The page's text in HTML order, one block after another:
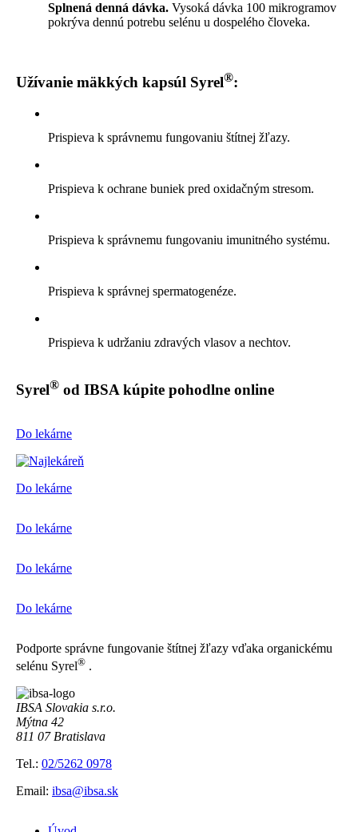
Splnená denná dávka. Vysoká dávka 100 mikrogramov
pokrýva dennú potrebu selénu u dospelého človeka.
Užívanie mäkkých kapsúl Syrel®:
Prispieva k správnemu fungovaniu štítnej žľazy.
Prispieva k ochrane buniek pred oxidačným stresom.
Prispieva k správnemu fungovaniu imunitného systému.
Prispieva k správnej spermatogenéze.
Prispieva k udržaniu zdravých vlasov a nechtov.
Syrel® od IBSA kúpite pohodlne online
Do lekárne
Do lekárne
Do lekárne
Do lekárne
Do lekárne
Podporte správne fungovanie štítnej žľazy vďaka organickému
selénu Syrel® .
IBSA Slovakia s.r.o.
Mýtna 42
811 07 Bratislava
Tel.: 02/5262 0978
Email: ibsa@ibsa.sk